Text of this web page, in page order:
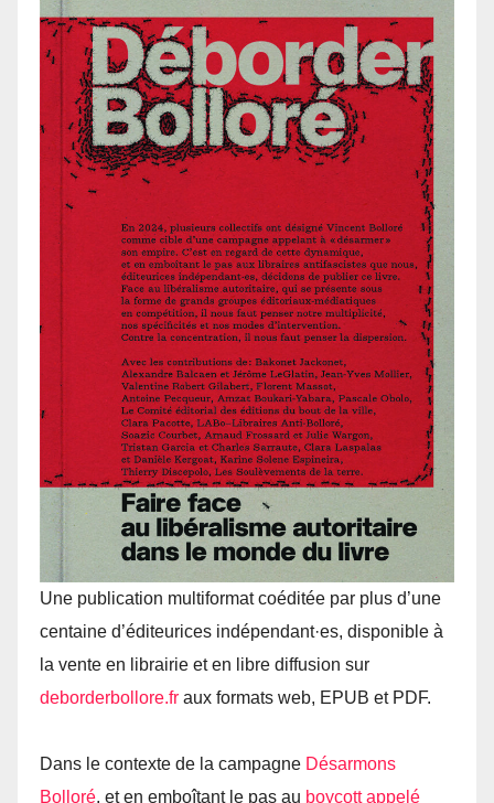
Une publication multiformat coéditée par plus d’une
centaine d’éditeurices indépendant·es, disponible à
la vente en librairie et en libre diffusion sur
deborderbollore.​fr aux formats web, EPUB et PDF.
Dans le contexte de la campagne Désarmons
Bolloré, et en emboîtant le pas au boycott appelé